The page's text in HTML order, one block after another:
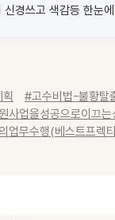
경쓰고 색감등 한눈
#고수비법-불황탈
사업을성공으로이끄는
업무수행(베스트프렉